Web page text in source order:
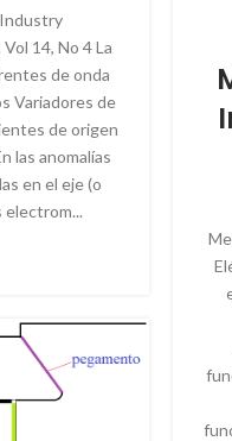
14, No 4 La
de onda
Variadores de
de origen
las anomalías
en el eje (o
electrom...